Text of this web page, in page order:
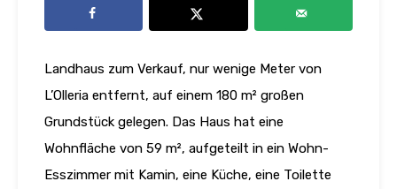
Landhaus zum Verkauf, nur wenige Meter von
L’Olleria entfernt, auf einem 180 m² großen
Grundstück gelegen. Das Haus hat eine
Wohnfläche von 59 m², aufgeteilt in ein Wohn-
Esszimmer mit Kamin, eine Küche, eine Toilette